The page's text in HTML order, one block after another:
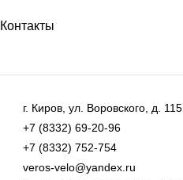
Контакты
г. Киров, ул. Воровского, д. 115
+7 (8332) 69-20-96
+7 (8332) 752-754
veros-velo@yandex.ru